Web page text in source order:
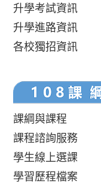
升學考試資訊
升學進路資訊
各校獨招資訊
課綱與課程
課程諮詢服務
學生線上選課
學習歷程檔案